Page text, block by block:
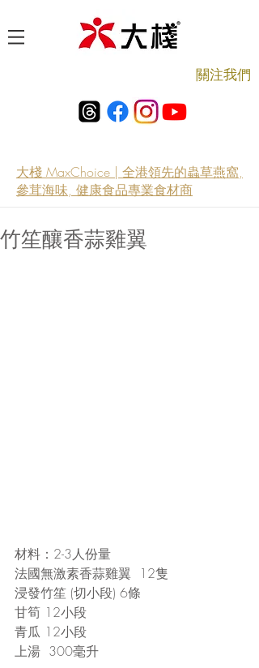
​關注我們
大棧 MaxChoice | 全港領先的蟲草燕窩,
參茸海味, 健康食品專業食材商
竹笙釀香蒜雞翼
材料：2-3人份量
法國無激素香蒜雞翼  12隻
浸發竹笙 (切小段) 6條
甘筍 12小段
青瓜 12小段
上湯  300毫升